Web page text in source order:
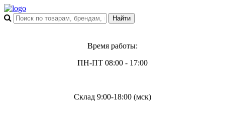
Время работы:
ПН-ПТ 08:00 - 17:00
Склад 9:00-18:00 (мск)